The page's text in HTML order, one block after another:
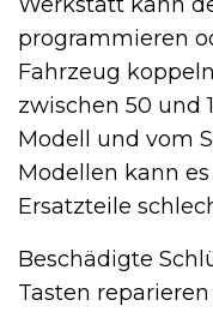
programmieren
Fahrzeug
zwischen 50 und
Modell und vom
Modellen kann
Ersatzteile
Beschädigte
Tasten